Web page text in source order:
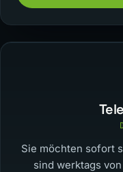
Sie möchten sofort
sind werktags